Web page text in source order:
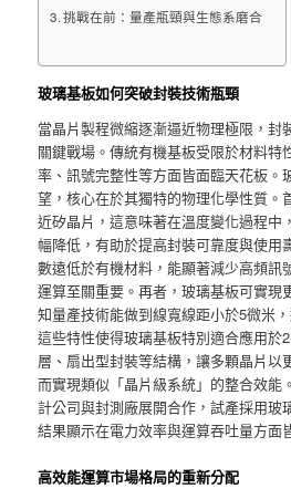
挑戰在前：量產瓶頸與生態系磨合
玻璃基板如何突破封裝技術瓶頸
當晶片製程微縮逐漸逼近物理極限，封
關鍵戰場。傳統有機基板受限於材料特
率、訊號完整性等方面皆面臨天花板。
望，核心在於其獨特的物理化學性質。
近矽晶片，這意味著在溫度變化過程中
幅降低，有助於提高封裝可靠度與使用
數遠低於有機材料，能顯著減少高頻訊
運算至關重要。再者，玻璃基板可實
知量產技術能做到線寬線距小於5微米
這些特性使得玻璃基板特別適合應用於
層、扇出型封裝等結構，讓多顆晶片以
而實現類似「晶片級系統」的整合效能
計公司與封測廠展開合作，試產採用玻
結果顯示在電力效率與運算吞吐量方面
高效能運算市場格局的重新分配